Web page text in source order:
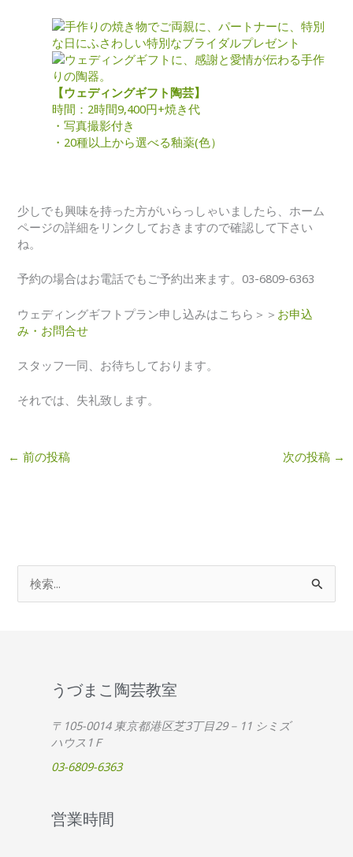
【ウェディングギフト陶芸】
時間：2時間9,400円+焼き代
・写真撮影付き
・20種以上から選べる釉薬(色）
少しでも興味を持った方がいらっしゃいましたら、ホーム
ページの詳細をリンクしておきますので確認して下さい
ね。
予約の場合はお電話でもご予約出来ます。03-6809-6363
ウェディングギフトプラン申し込みはこちら＞＞ お申込
み・お問合せ
スタッフ一同、お待ちしております。
それでは、失礼致します。
← 前の投稿 次の投稿 →
うづまこ陶芸教室
〒105-0014 東京都港区芝3丁目29－11 シミズ
ハウス1Ｆ
03-6809-6363
営業時間